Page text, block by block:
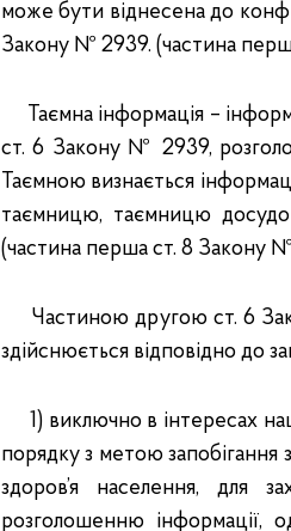
може бути віднесена до
Закону № 2939. (частина
Таємна інформація –
ст. 6 Закону № 2939,
Таємною визнається
таємницю, таємницю
(частина перша ст. 8 Закону
Частиною другою ст. 6
здійснюється відповідно до
1) виключно в інтересах
порядку з метою
здоров’я населення, для
розголошенню інформації,